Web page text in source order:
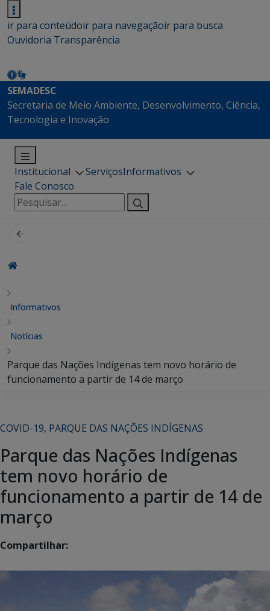
ir para conteúdoir para navegaçãoir para busca
Ouvidoria Transparência
SEMADESC
Secretaria de Meio Ambiente, Desenvolvimento, Ciência,
Tecnologia e Inovação
Institucional ServiçosInformativos
Fale Conosco
Pesquisar
por:
Informativos
Notícias
Parque das Nações Indígenas tem novo horário de
funcionamento a partir de 14 de março
COVID-19, PARQUE DAS NAÇÕES INDÍGENAS
Parque das Nações Indígenas
tem novo horário de
funcionamento a partir de 14 de
março
Compartilhar: